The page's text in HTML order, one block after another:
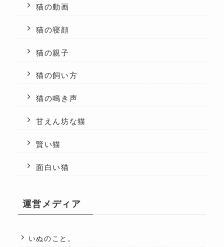
猫の動画
猫の寝顔
猫の親子
猫の飼い方
猫の鳴き声
甘えん坊な猫
賢い猫
面白い猫
運営メディア
いぬのこと。